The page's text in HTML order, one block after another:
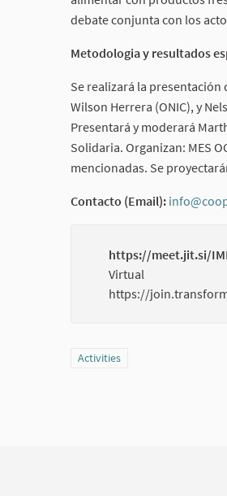
debate conjunta con los
Metodologia y resultados
Se realizará la presentación
Wilson Herrera (ONIC), y
Presentará y moderará
Solidaria. Organizan: MES
mencionadas. Se
Contacto (Email):
https://meet.jit.si/
Virtual
https://
Filter results for category:
Activities